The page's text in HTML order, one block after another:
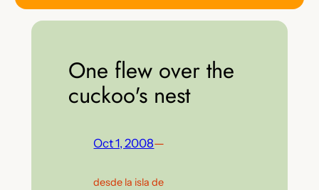
One flew over the
cuckoo's nest
Oct 1, 2008—
desde la isla de